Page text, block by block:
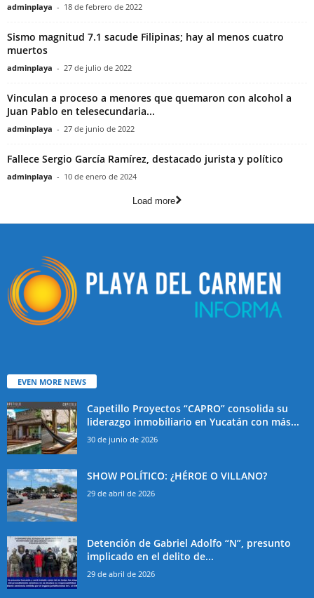
adminplaya - 18 de febrero de 2022
Sismo magnitud 7.1 sacude Filipinas; hay al menos cuatro
muertos
adminplaya - 27 de julio de 2022
Vinculan a proceso a menores que quemaron con alcohol a
Juan Pablo en telesecundaria...
adminplaya - 27 de junio de 2022
Fallece Sergio García Ramírez, destacado jurista y político
adminplaya - 10 de enero de 2024
Load more
EVEN MORE NEWS
Capetillo Proyectos “CAPRO” consolida su
liderazgo inmobiliario en Yucatán con más...
30 de junio de 2026
SHOW POLÍTICO: ¿HÉROE O VILLANO?
29 de abril de 2026
Detención de Gabriel Adolfo “N”, presunto
implicado en el delito de...
29 de abril de 2026